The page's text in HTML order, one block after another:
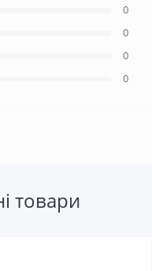
0
0
0
0
товари